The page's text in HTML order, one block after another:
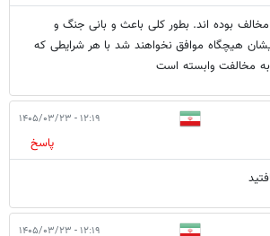
بوده اند. بطور کلی باعث و بانی جنگ و
هیچگاه موافق نخواهند شد با هر شرایطی که
مخالفت وابسته است
۱۲:۱۹ - ۱۴۰۵/۰۳/۲۳
پاسخ
۱۲:۱۹ - ۱۴۰۵/۰۳/۲۳